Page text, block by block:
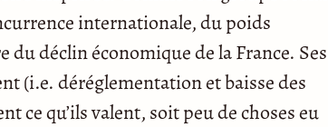
internationale, du poids
du déclin économique de la France. Ses
(i.e. déréglementation et baisse des
ce qu’ils valent, soit peu de choses eu